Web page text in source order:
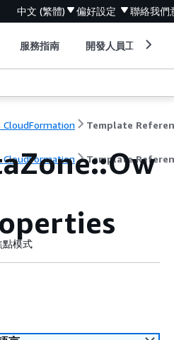
中文 (繁體) 偏好設定 聯絡我們
服務指南 開發人員工具
CloudFormation Template
CloudFormation Template
點模式